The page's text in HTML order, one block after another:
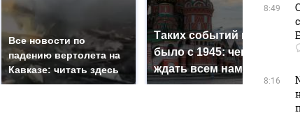
Все новости по
падению вертолета на
Кавказе: читать здесь
Таких событий не
было с 1945: чего
ждать всем нам?
8:49
8:16